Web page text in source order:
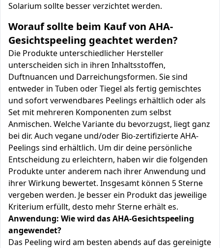
Solarium sollte besser verzichtet werden.
Worauf sollte beim Kauf von AHA-
Gesichtspeeling geachtet werden?
Die Produkte unterschiedlicher Hersteller
unterscheiden sich in ihren Inhaltsstoffen,
Duftnuancen und Darreichungsformen. Sie sind
entweder in Tuben oder Tiegel als fertig gemischtes
und sofort verwendbares Peelings erhältlich oder als
Set mit mehreren Komponenten zum selbst
Anmischen. Welche Variante du bevorzugst, liegt ganz
bei dir. Auch vegane und/oder Bio-zertifizierte AHA-
Peelings sind erhältlich. Um dir deine persönliche
Entscheidung zu erleichtern, haben wir die folgenden
Produkte unter anderem nach ihrer Anwendung und
ihrer Wirkung bewertet. Insgesamt können 5 Sterne
vergeben werden. Je besser ein Produkt das jeweilige
Kriterium erfüllt, desto mehr Sterne erhält es.
Anwendung: Wie wird das AHA-Gesichtspeeling
angewendet?
Das Peeling wird am besten abends auf das gereinigte